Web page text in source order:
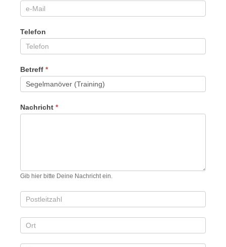
Telefon
Betreff *
Nachricht *
Gib hier bitte Deine Nachricht ein.